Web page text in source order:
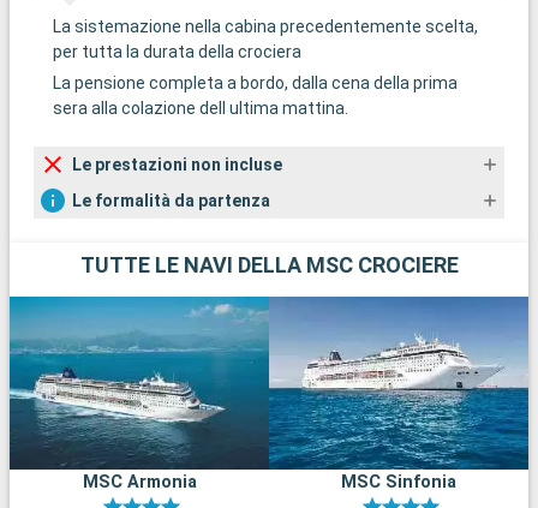
La sistemazione nella cabina precedentemente scelta,
per tutta la durata della crociera
La pensione completa a bordo, dalla cena della prima
sera alla colazione dell ultima mattina.
Le prestazioni non incluse
Le formalità da partenza
TUTTE LE NAVI DELLA MSC CROCIERE
MSC Armonia MSC Sinfonia